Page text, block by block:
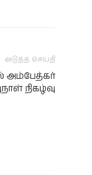
அடுத்த செய்தி
அம்பேத்கர்
நிகழ்வு